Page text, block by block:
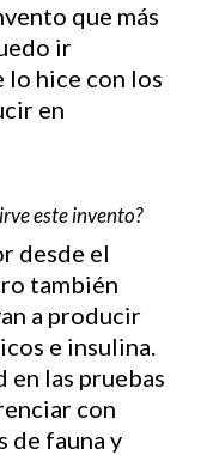
que más
ir
lo hice con los
en
este invento?
desde el
también
a producir
e insulina.
en las pruebas
con
de fauna y